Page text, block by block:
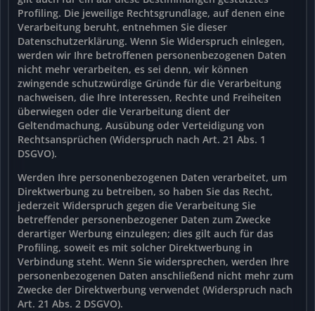
Profiling. Die jeweilige Rechtsgrundlage, auf denen eine
Verarbeitung beruht, entnehmen Sie dieser
Datenschutzerklärung. Wenn Sie Widerspruch einlegen,
werden wir Ihre betroffenen personenbezogenen Daten
nicht mehr verarbeiten, es sei denn, wir können
zwingende schutzwürdige Gründe für die Verarbeitung
nachweisen, die Ihre Interessen, Rechte und Freiheiten
überwiegen oder die Verarbeitung dient der
Geltendmachung, Ausübung oder Verteidigung von
Rechtsansprüchen (Widerspruch nach Art. 21 Abs. 1
DSGVO).
Werden Ihre personenbezogenen Daten verarbeitet, um
Direktwerbung zu betreiben, so haben Sie das Recht,
jederzeit Widerspruch gegen die Verarbeitung Sie
betreffender personenbezogener Daten zum Zwecke
derartiger Werbung einzulegen; dies gilt auch für das
Profiling, soweit es mit solcher Direktwerbung in
Verbindung steht. Wenn Sie widersprechen, werden Ihre
personenbezogenen Daten anschließend nicht mehr zum
Zwecke der Direktwerbung verwendet (Widerspruch nach
Art. 21 Abs. 2 DSGVO).